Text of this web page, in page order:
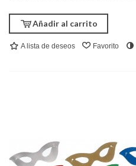
Añadir al carrito
A lista de deseos Favorito